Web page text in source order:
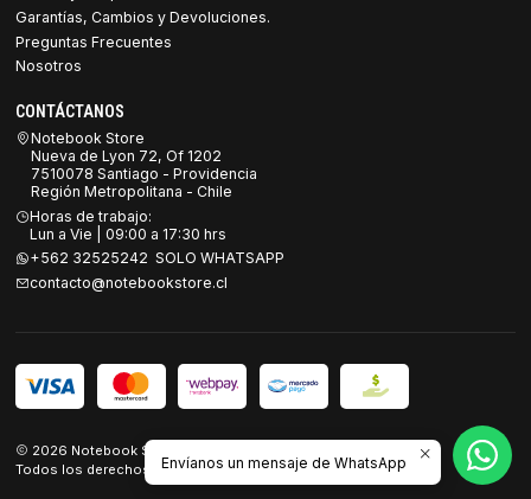
Garantías, Cambios y Devoluciones.
Preguntas Frecuentes
Nosotros
CONTÁCTANOS
Notebook Store
Nueva de Lyon 72, Of 1202
7510078 Santiago - Providencia
Región Metropolitana - Chile
Horas de trabajo:
Lun a Vie | 09:00 a 17:30 hrs
+562 32525242 SOLO WHATSAPP
contacto@notebookstore.cl
2026 Notebook Store.
Todos los derechos reservados.Desarrollado por Jumpseller
Envíanos un mensaje de WhatsApp